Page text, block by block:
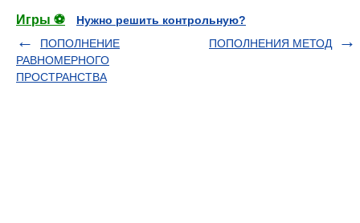
Игры ⚽
Нужно решить контрольную?
ПОПОЛНЕНИЕ
РАВНОМЕРНОГО
ПРОСТРАНСТВА
ПОПОЛНЕНИЯ МЕТОД